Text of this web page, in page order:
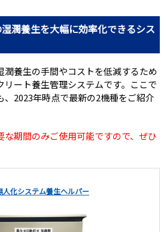
潤養生を大幅に効率化できるシス
潤養生の手間やコストを低減するため
リート養生管理システムです。ここで
、2023年時点で最新の2機種をご紹介
な期間のみご使用可能ですので、ぜひ
人化システム養生ヘルパー